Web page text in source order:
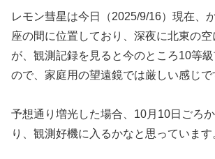
レモン彗星は今日（2025/9/16）現在、
座の間に位置しており、深夜に北東の空
が、観測記録を見ると今のところ10等
ので、家庭用の望遠鏡では厳しい感じで
予想通り増光した場合、10月10日ごろ
り、観測好機に入るかなと思っています